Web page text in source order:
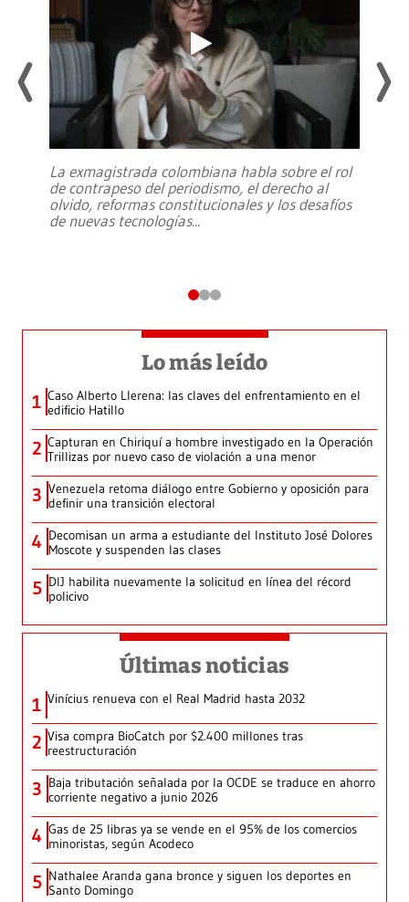
La exmagistrada colombiana habla sobre el rol
de contrapeso del periodismo, el derecho al
olvido, reformas constitucionales y los desafíos
de nuevas tecnologías...
Lo más leído
1 Caso Alberto Llerena: las claves del enfrentamiento en el
edificio Hatillo
2 Capturan en Chiriquí a hombre investigado en la Operación
Trillizas por nuevo caso de violación a una menor
3 Venezuela retoma diálogo entre Gobierno y oposición para
definir una transición electoral
4 Decomisan un arma a estudiante del Instituto José Dolores
Moscote y suspenden las clases
5 DIJ habilita nuevamente la solicitud en línea del récord
policivo
Últimas noticias
1 Vinícius renueva con el Real Madrid hasta 2032
2 Visa compra BioCatch por $2.400 millones tras
reestructuración
3 Baja tributación señalada por la OCDE se traduce en ahorro
corriente negativo a junio 2026
4 Gas de 25 libras ya se vende en el 95% de los comercios
minoristas, según Acodeco
5 Nathalee Aranda gana bronce y siguen los deportes en
Santo Domingo